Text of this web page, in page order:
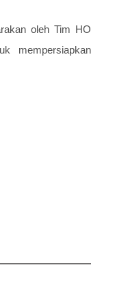
oleh Tim HO
mempersiapkan